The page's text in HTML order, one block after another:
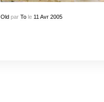
Oldpar Tole 11 Avr 2005